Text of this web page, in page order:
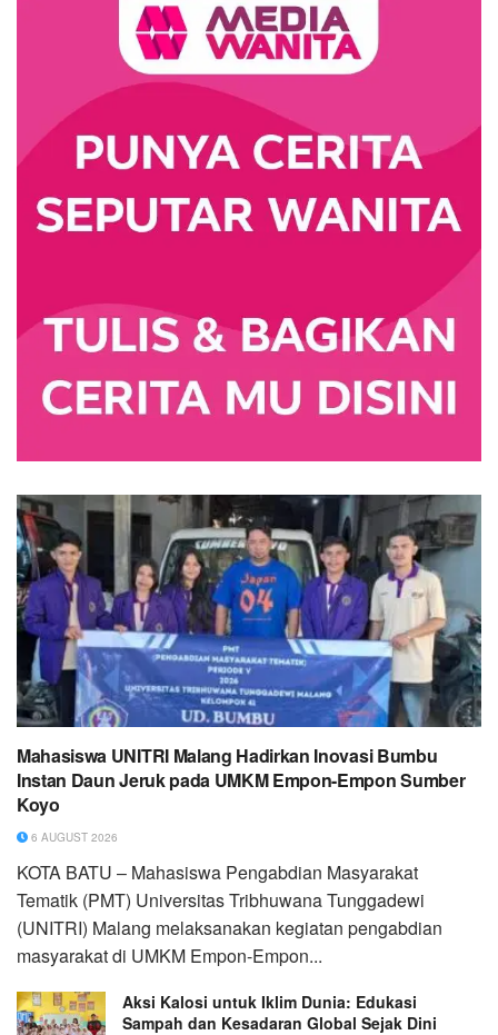
Mahasiswa UNITRI Malang Hadirkan Inovasi Bumbu
Instan Daun Jeruk pada UMKM Empon-Empon Sumber
Koyo
6 AUGUST 2026
KOTA BATU – Mahasiswa Pengabdian Masyarakat
Tematik (PMT) Universitas Tribhuwana Tunggadewi
(UNITRI) Malang melaksanakan kegiatan pengabdian
masyarakat di UMKM Empon-Empon...
Aksi Kalosi untuk Iklim Dunia: Edukasi
Sampah dan Kesadaran Global Sejak Dini